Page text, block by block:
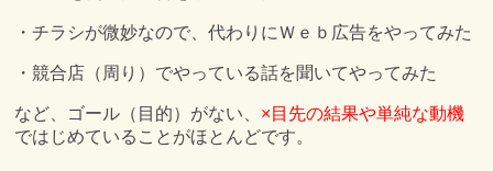
・チラシが微妙なので、代わりにＷｅｂ広告をやってみた
・競合店（周り）でやっている話を聞いてやってみた
など、ゴール（目的）がない、 ×目先の結果や単純な動機
ではじめていることがほとんどです。